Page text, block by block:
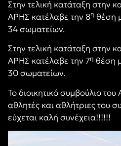
Στην τελική κατάταξη στην
ΑΡΗΣ κατέλαβε την 8η θέση
34 σωματείων.
Στην τελική κατάταξη στην
ΑΡΗΣ κατέλαβε την 7η θέση
30 σωματείων.
Το διοικητικό συμβούλιο
αθλητές και αθλήτριες του
εύχεται καλή συνέχεια!!!!!!